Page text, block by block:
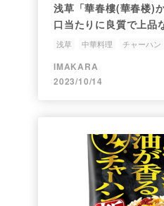
浅草「華春樓(華春楼)
口当たりに良質で上品
浅草 中華料理 チャーハン
IMAKARA
2023/10/14